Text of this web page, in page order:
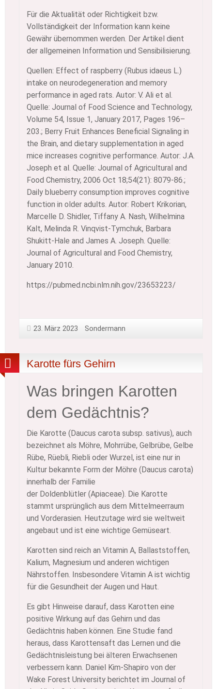
Für die Aktualität oder Richtigkeit bzw.
Vollständigkeit der Information kann keine
Gewähr übernommen werden. Der Artikel dient
der allgemeinen Information und Sensibilisierung.
Quellen: Effect of raspberry (Rubus idaeus L.)
intake on neurodegeneration and memory
performance in aged rats. Autor: V. Ali et al.
Quelle: Journal of Food Science and Technology,
Volume 54, Issue 1, January 2017, Pages 196–
203.; Berry Fruit Enhances Beneficial Signaling in
the Brain, and dietary supplementation in aged
mice increases cognitive performance. Autor: J.A.
Joseph et al. Quelle: Journal of Agricultural and
Food Chemistry, 2006 Oct 18;54(21): 8079-86.;
Daily blueberry consumption improves cognitive
function in older adults. Autor: Robert Krikorian,
Marcelle D. Shidler, Tiffany A. Nash, Wilhelmina
Kalt, Melinda R. Vinqvist-Tymchuk, Barbara
Shukitt-Hale and James A. Joseph. Quelle:
Journal of Agricultural and Food Chemistry,
January 2010.
https://pubmed.ncbi.nlm.nih.gov/23653223/
23. März 2023 Sondermann
Karotte fürs Gehirn
Was bringen Karotten
dem Gedächtnis?
Die Karotte (Daucus carota subsp. sativus), auch
bezeichnet als Möhre, Mohrrübe, Gelbrübe, Gelbe
Rübe, Rüebli, Riebli oder Wurzel, ist eine nur in
Kultur bekannte Form der Möhre (Daucus carota)
innerhalb der Familie
der Doldenblütler (Apiaceae). Die Karotte
stammt ursprünglich aus dem Mittelmeerraum
und Vorderasien. Heutzutage wird sie weltweit
angebaut und ist eine wichtige Gemüseart.
Karotten sind reich an Vitamin A, Ballaststoffen,
Kalium, Magnesium und anderen wichtigen
Nährstoffen. Insbesondere Vitamin A ist wichtig
für die Gesundheit der Augen und Haut.
Es gibt Hinweise darauf, dass Karotten eine
positive Wirkung auf das Gehirn und das
Gedächtnis haben können. Eine Studie fand
heraus, dass Karottensaft das Lernen und die
Gedächtnisleistung bei älteren Erwachsenen
verbessern kann. Daniel Kim-Shapiro von der
Wake Forest University berichtet im Journal of